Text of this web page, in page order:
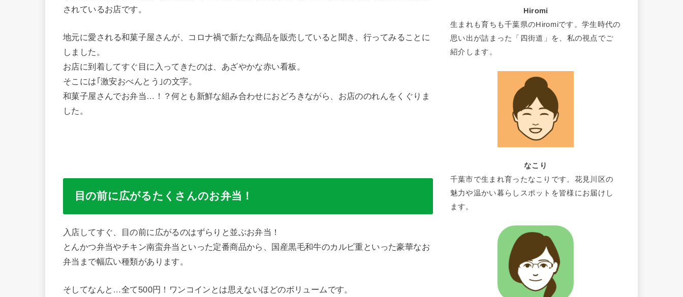
されているお店です。
地元に愛される和菓子屋さんが、コロナ禍で新たな商品を販売していると聞き、行ってみることに
しました。
お店に到着してすぐ目に入ってきたのは、あざやかな赤い看板。
そこには｢激安おべんとう｣の文字。
和菓子屋さんでお弁当…！？何とも新鮮な組み合わせにおどろきながら、お店ののれんをくぐりま
した。
目の前に広がるたくさんのお弁当！
入店してすぐ、目の前に広がるのはずらりと並ぶお弁当！
とんかつ弁当やチキン南蛮弁当といった定番商品から、国産黒毛和牛のカルビ重といった豪華なお
弁当まで幅広い種類があります。
そしてなんと…全て500円！ワンコインとは思えないほどのボリュームです。
Hiromi
生まれも育ちも千葉県のHiromiです。学生時代の
思い出が詰まった「四街道」を、私の視点でご
紹介します。
なこり
千葉市で生まれ育ったなこりです。花見川区の
魅力や温かい暮らしスポットを皆様にお届けし
ます。